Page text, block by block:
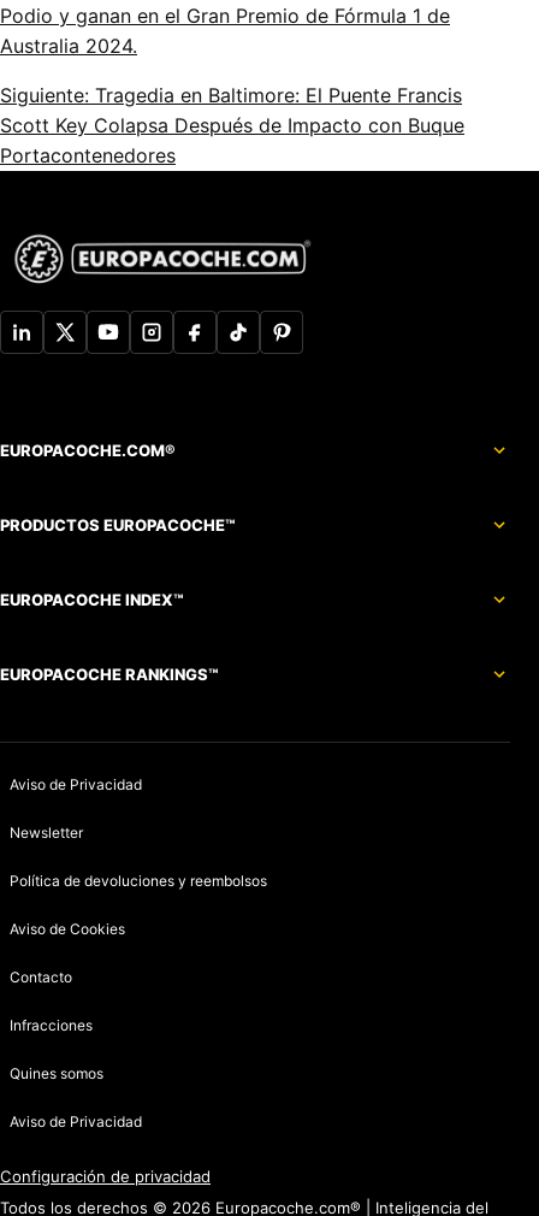
Podio y ganan en el Gran Premio de Fórmula 1 de
Australia 2024.
Siguiente: Tragedia en Baltimore: El Puente Francis
Scott Key Colapsa Después de Impacto con Buque
Portacontenedores
EUROPACOCHE.COM®
PRODUCTOS EUROPACOCHE™
EUROPACOCHE INDEX™
EUROPACOCHE RANKINGS™
Aviso de Privacidad
Newsletter
Política de devoluciones y reembolsos
Aviso de Cookies
Contacto
Infracciones
Quines somos
Aviso de Privacidad
Configuración de privacidad
Todos los derechos © 2026 Europacoche.com® | Inteligencia del